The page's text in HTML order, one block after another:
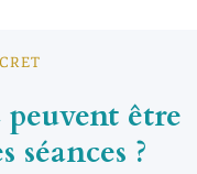
être
séances ?